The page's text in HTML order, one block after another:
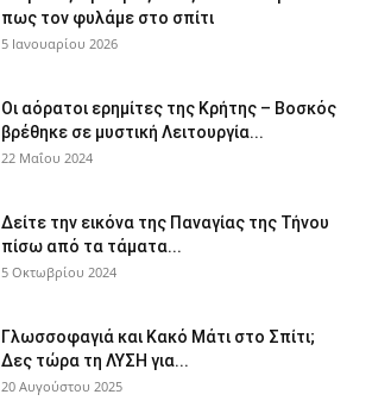
πως τον φυλάμε στο σπίτι
5 Ιανουαρίου 2026
Οι αόρατοι ερημίτες της Κρήτης – Βοσκός
βρέθηκε σε μυστική Λειτουργία...
22 Μαΐου 2024
Δείτε την εικόνα της Παναγίας της Τήνου
πίσω από τα τάματα...
5 Οκτωβρίου 2024
Γλωσσοφαγιά και Κακό Μάτι στο Σπίτι;
Δες τώρα τη ΛΥΣΗ για...
20 Αυγούστου 2025